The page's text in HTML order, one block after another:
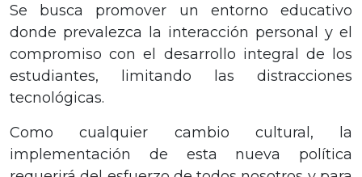
Se busca promover un entorno educativo
donde prevalezca la interacción personal y el
compromiso con el desarrollo integral de los
estudiantes, limitando las distracciones
tecnológicas.
Como cualquier cambio cultural, la
implementación de esta nueva política